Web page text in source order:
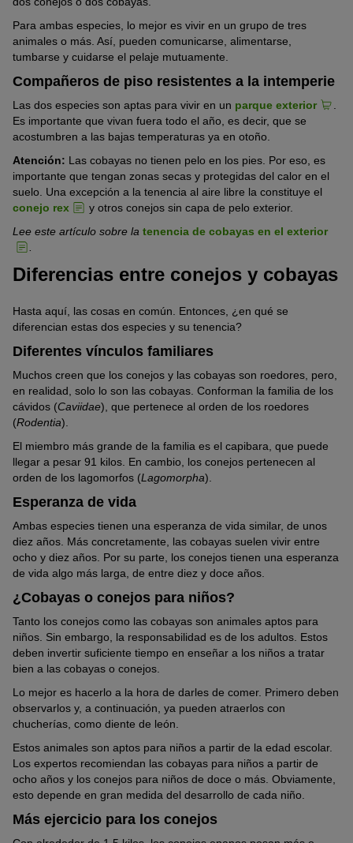
Para ambas especies, lo mejor es vivir en un grupo de tres
animales o más. Así, pueden comunicarse, alimentarse,
tumbarse y cuidarse el pelaje mutuamente.
Compañeros de piso resistentes a la intemperie
Las dos especies son aptas para vivir en un parque exterior
Es importante que vivan fuera todo el año, es decir, que se
acostumbren a las bajas temperaturas ya en otoño.
Atención: Las cobayas no tienen pelo en los pies. Por eso, es
importante que tengan zonas secas y protegidas del calor en el
suelo. Una excepción a la tenencia al aire libre la constituye el
conejo rex
y otros conejos sin capa de pelo exterior.
Lee este artículo sobre la tenencia de cobayas en el exterior
Diferencias entre conejos y cobayas
Hasta aquí, las cosas en común. Entonces, ¿en qué se
diferencian estas dos especies y su tenencia?
Diferentes vínculos familiares
Muchos creen que los conejos y las cobayas son roedores, pero,
en realidad, solo lo son las cobayas. Conforman la familia de los
cávidos (Caviidae), que pertenece al orden de los roedores
(Rodentia).
El miembro más grande de la familia es el capibara, que puede
llegar a pesar 91 kilos. En cambio, los conejos pertenecen al
orden de los lagomorfos (Lagomorpha).
Esperanza de vida
Ambas especies tienen una esperanza de vida similar, de unos
diez años. Más concretamente, las cobayas suelen vivir entre
ocho y diez años. Por su parte, los conejos tienen una esperanza
de vida algo más larga, de entre diez y doce años.
¿Cobayas o conejos para niños?
Tanto los conejos como las cobayas son animales aptos para
niños. Sin embargo, la responsabilidad es de los adultos. Estos
deben invertir suficiente tiempo en enseñar a los niños a tratar
bien a las cobayas o conejos.
Lo mejor es hacerlo a la hora de darles de comer. Primero deben
observarlos y, a continuación, ya pueden atraerlos con
chucherías, como diente de león.
Estos animales son aptos para niños a partir de la edad escolar.
Los expertos recomiendan las cobayas para niños a partir de
ocho años y los conejos para niños de doce o más. Obviamente,
esto depende en gran medida del desarrollo de cada niño.
Más ejercicio para los conejos